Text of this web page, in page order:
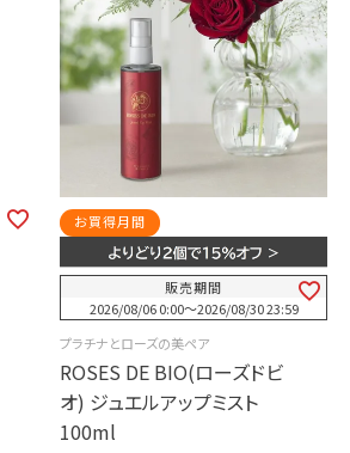
お買得月間
販売期間
2026/08/06 0:00〜2026/08/30 23:59
プラチナとローズの美ペア
ROSES DE BIO(ローズドビ
オ) ジュエルアップミスト
100ml